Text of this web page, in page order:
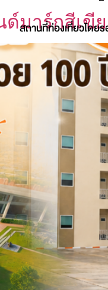
สถานที่ท่องเที่ยวโดย
มาร์กสีเขี